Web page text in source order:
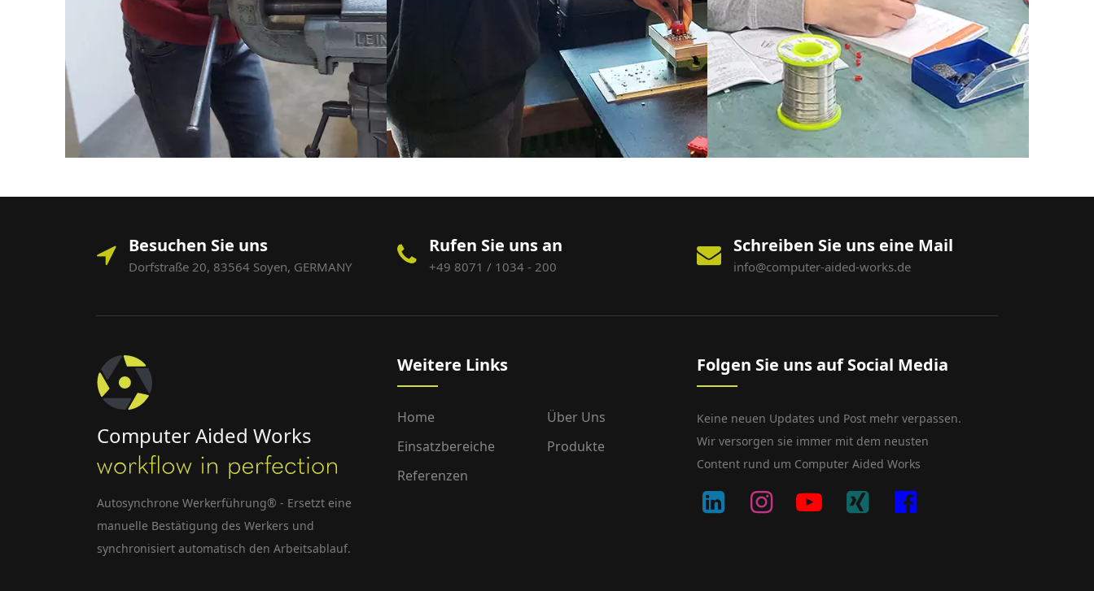
Besuchen Sie uns
Dorfstraße 20, 83564 Soyen, GERMANY
Rufen Sie uns an
+49 8071 / 1034 - 200
Schreiben Sie uns eine Mail
info@computer-aided-works.de
Computer Aided Works
Autosynchrone Werkerführung® - Ersetzt eine
manuelle Bestätigung des Werkers und
synchronisiert automatisch den Arbeitsablauf.
Weitere Links
Home
Über Uns
Einsatzbereiche
Produkte
Referenzen
Folgen Sie uns auf Social Media
Keine neuen Updates und Post mehr verpassen.
Wir versorgen sie immer mit dem neusten
Content rund um Computer Aided Works